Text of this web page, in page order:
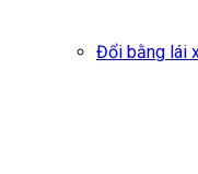
Đổi bằng lái